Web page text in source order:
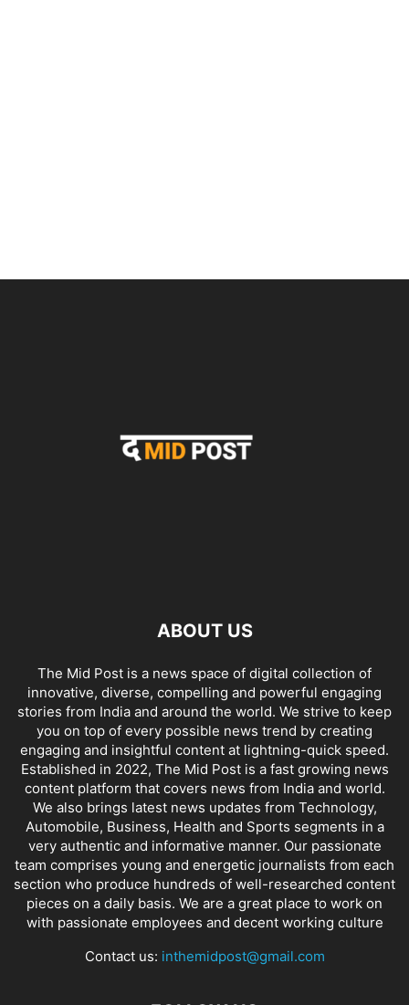
ABOUT US
The Mid Post is a news space of digital collection of
innovative, diverse, compelling and powerful engaging
stories from India and around the world. We strive to keep
you on top of every possible news trend by creating
engaging and insightful content at lightning-quick speed.
Established in 2022, The Mid Post is a fast growing news
content platform that covers news from India and world.
We also brings latest news updates from Technology,
Automobile, Business, Health and Sports segments in a
very authentic and informative manner. Our passionate
team comprises young and energetic journalists from each
section who produce hundreds of well-researched content
pieces on a daily basis. We are a great place to work on
with passionate employees and decent working culture
Contact us: inthemidpost@gmail.com